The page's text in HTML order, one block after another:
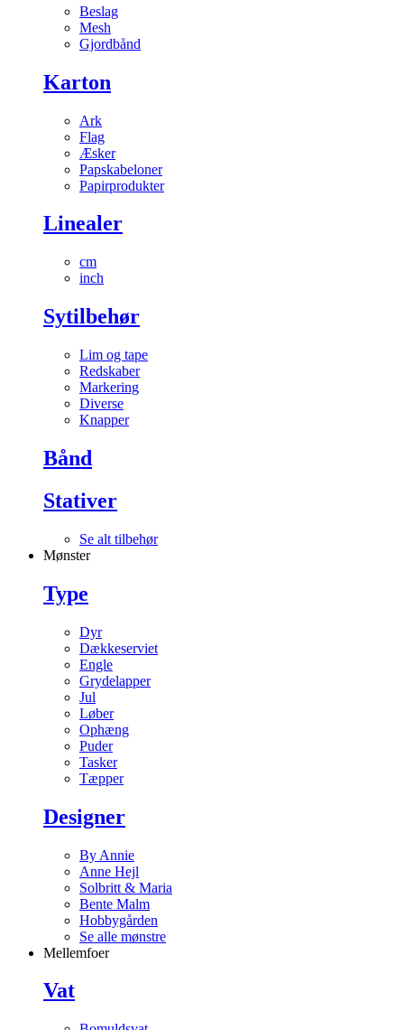
Beslag
Mesh
Gjordbånd
Karton
Ark
Flag
Æsker
Papskabeloner
Papirprodukter
Linealer
cm
inch
Sytilbehør
Lim og tape
Redskaber
Markering
Diverse
Knapper
Bånd
Stativer
Se alt tilbehør
Mønster
Type
Dyr
Dækkeserviet
Engle
Grydelapper
Jul
Løber
Ophæng
Puder
Tasker
Tæpper
Designer
By Annie
Anne Hejl
Solbritt & Maria
Bente Malm
Hobbygården
Se alle mønstre
Mellemfoer
Vat